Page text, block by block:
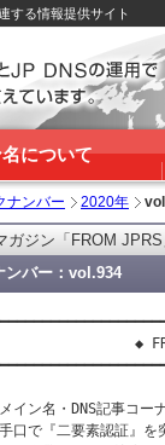
する情報提供サイト
について
ナンバー 2020年
ガジン「FROM
ンバー：vol.934
◆
イン名・DNS記事コー
手口で『二要素認証』